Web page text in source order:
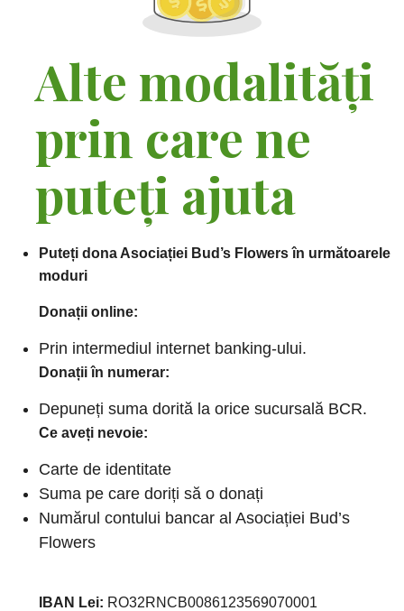
Alte modalități
prin care ne
puteți ajuta
Puteți dona Asociației Bud’s Flowers în următoarele
moduri
Donații online:
Prin intermediul internet banking-ului.
Donații în numerar:
Depuneți suma dorită la orice sucursală BCR.
Ce aveți nevoie:
Carte de identitate
Suma pe care doriți să o donați
Numărul contului bancar al Asociației Bud’s
Flowers
IBAN Lei: RO32RNCB0086123569070001